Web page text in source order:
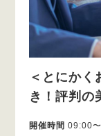
＜とにかく
き！評判の
開催時間 09:00